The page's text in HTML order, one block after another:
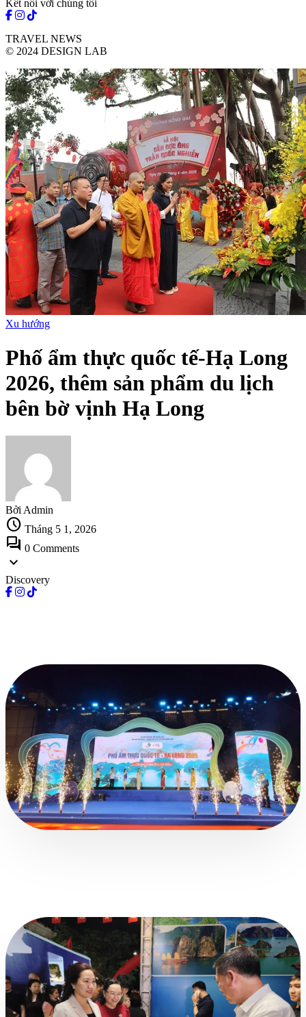
Kết nối với chúng tôi
TRAVEL NEWS
© 2024 DESIGN LAB
Xu hướng
Phố ẩm thực quốc tế-Hạ Long
2026, thêm sản phẩm du lịch
bên bờ vịnh Hạ Long
Bởi Admin
schedule Tháng 5 1, 2026
forum 0 Comments
expand_more
Discovery